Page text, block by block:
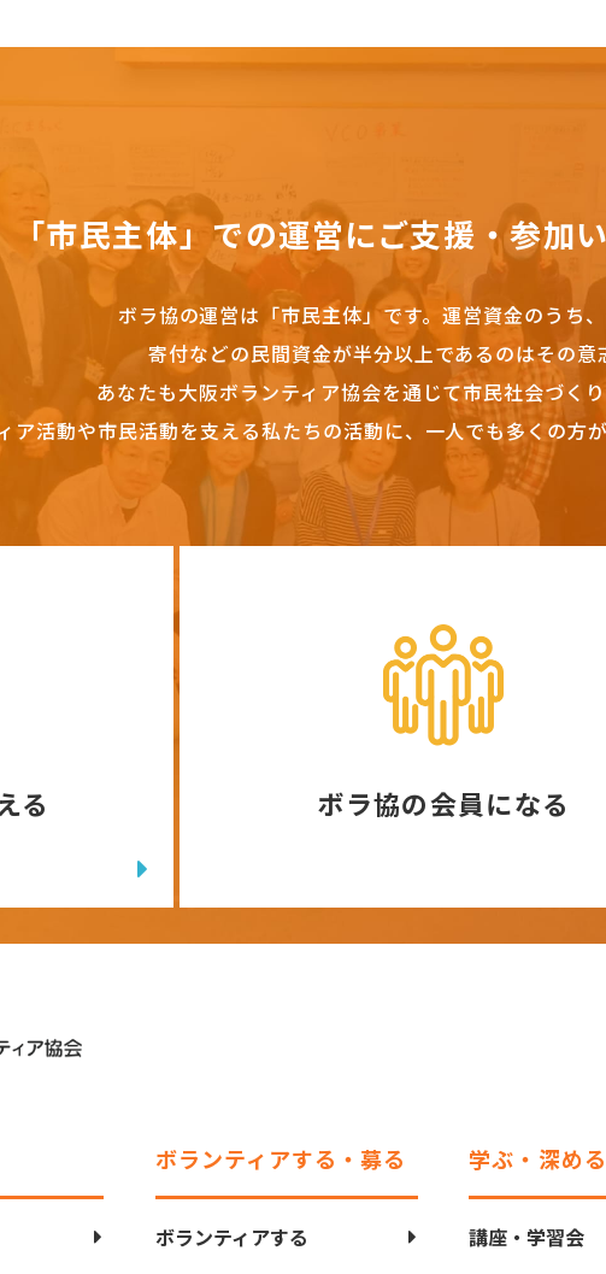
「市民主体」での運営にご支援・参加
ボラ協の運営は「市民主体」です。 運営資金のうち
寄付などの民間資金が半分以上であるのはその意
あなたも大阪ボランティア協会を通じて市民社会づく
ア活動や市民活動を支える私たちの活動に、一人でも多くの方
る ボラ協の会員になる
ボランティアする・募る
ボランティアする
学ぶ・深める
講座・学習会